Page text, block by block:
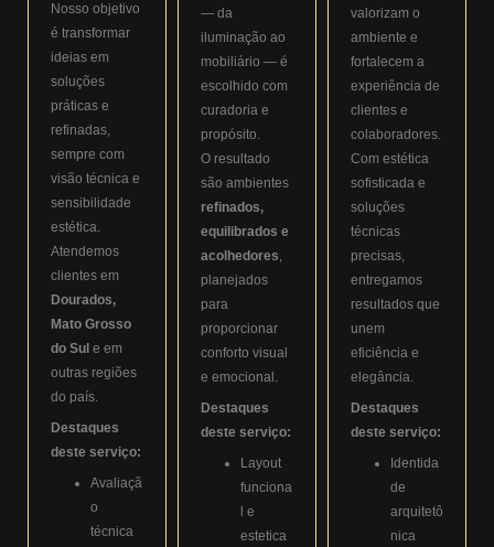
Nosso objetivo
é transformar
ideias em
soluções
práticas e
refinadas,
sempre com
visão técnica e
sensibilidade
estética.
Atendemos
clientes em
Dourados,
Mato Grosso
do Sul e em
outras regiões
do país.
Destaques
deste serviço:
Avaliaçã
o
técnica
— da
iluminação ao
mobiliário — é
escolhido com
curadoria e
propósito.
O resultado
são ambientes
refinados,
equilibrados e
acolhedores,
planejados
para
proporcionar
conforto visual
e emocional.
Destaques
deste serviço:
Layout
funciona
l e
estetica
valorizam o
ambiente e
fortalecem a
experiência de
clientes e
colaboradores.
Com estética
sofisticada e
soluções
técnicas
precisas,
entregamos
resultados que
unem
eficiência e
elegância.
Destaques
deste serviço:
Identida
de
arquitetô
nica